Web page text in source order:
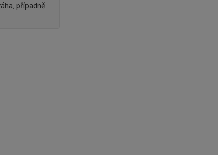
případně